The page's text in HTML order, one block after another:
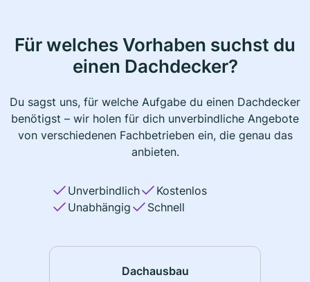
Für welches Vorhaben suchst du
einen Dachdecker?
Du sagst uns, für welche Aufgabe du einen Dachdecker
benötigst – wir holen für dich unverbindliche Angebote
von verschiedenen Fachbetrieben ein, die genau das
anbieten.
Unverbindlich
Kostenlos
Unabhängig
Schnell
Dachausbau